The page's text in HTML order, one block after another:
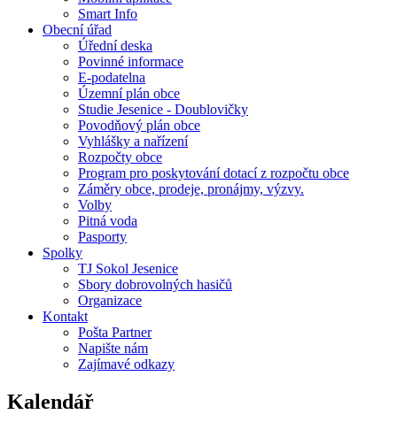
Smart Info
Obecní úřad
Úřední deska
Povinné informace
E-podatelna
Územní plán obce
Studie Jesenice - Doublovičky
Povodňový plán obce
Vyhlášky a nařízení
Rozpočty obce
Program pro poskytování dotací z rozpočtu obce
Záměry obce, prodeje, pronájmy, výzvy.
Volby
Pitná voda
Pasporty
Spolky
TJ Sokol Jesenice
Sbory dobrovolných hasičů
Organizace
Kontakt
Pošta Partner
Napište nám
Zajímavé odkazy
Kalendář